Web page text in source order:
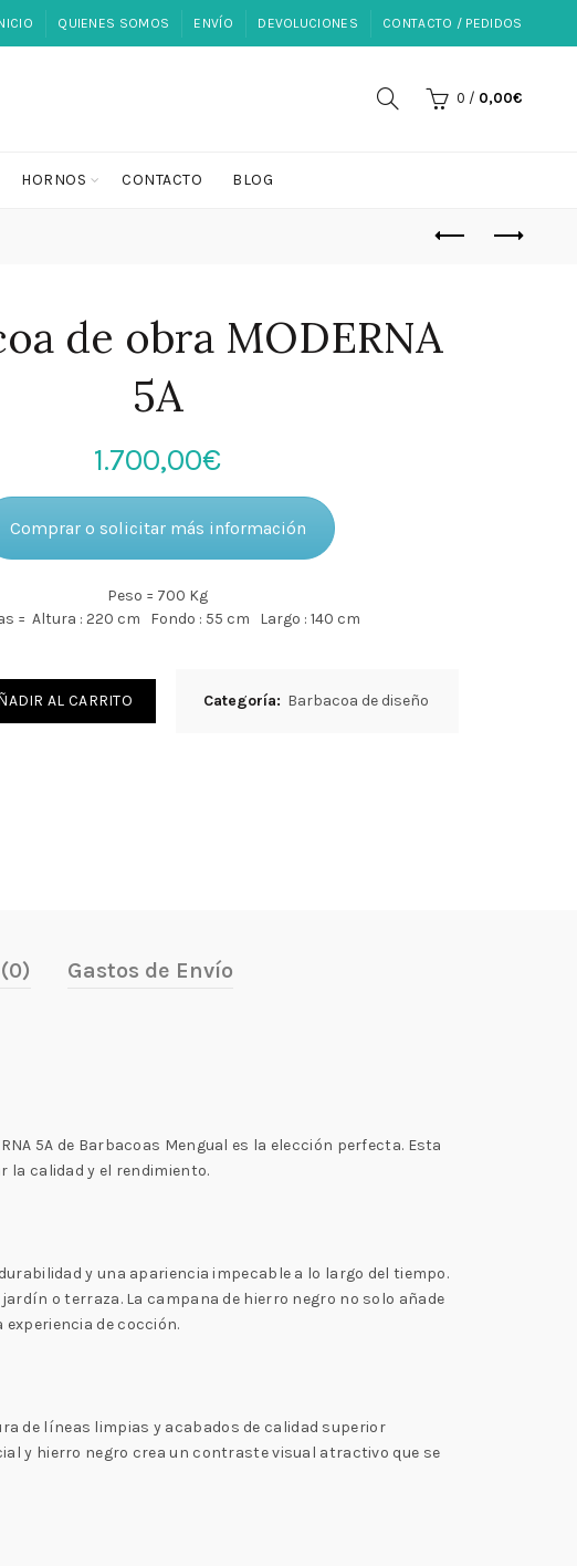
QUIENES SOMOS ENVÍO DEVOLUCIONES CONTACTO / PEDIDOS
0 / 0,00€
HORNOS CONTACTO BLOG
de obra MODERNA
5A
1.700,00€
Comprar o solicitar más información
Peso = 700 Kg
= Altura : 220 cm Fondo : 55 cm Largo : 140 cm
AL CARRITO Categoría: Barbacoa de diseño
Gastos de Envío
5A de Barbacoas Mengual es la elección perfecta. Esta
la calidad y el rendimiento.
y una apariencia impecable a lo largo del tiempo.
o terraza. La campana de hierro negro no solo añade
de cocción.
de líneas limpias y acabados de calidad superior
y hierro negro crea un contraste visual atractivo que se